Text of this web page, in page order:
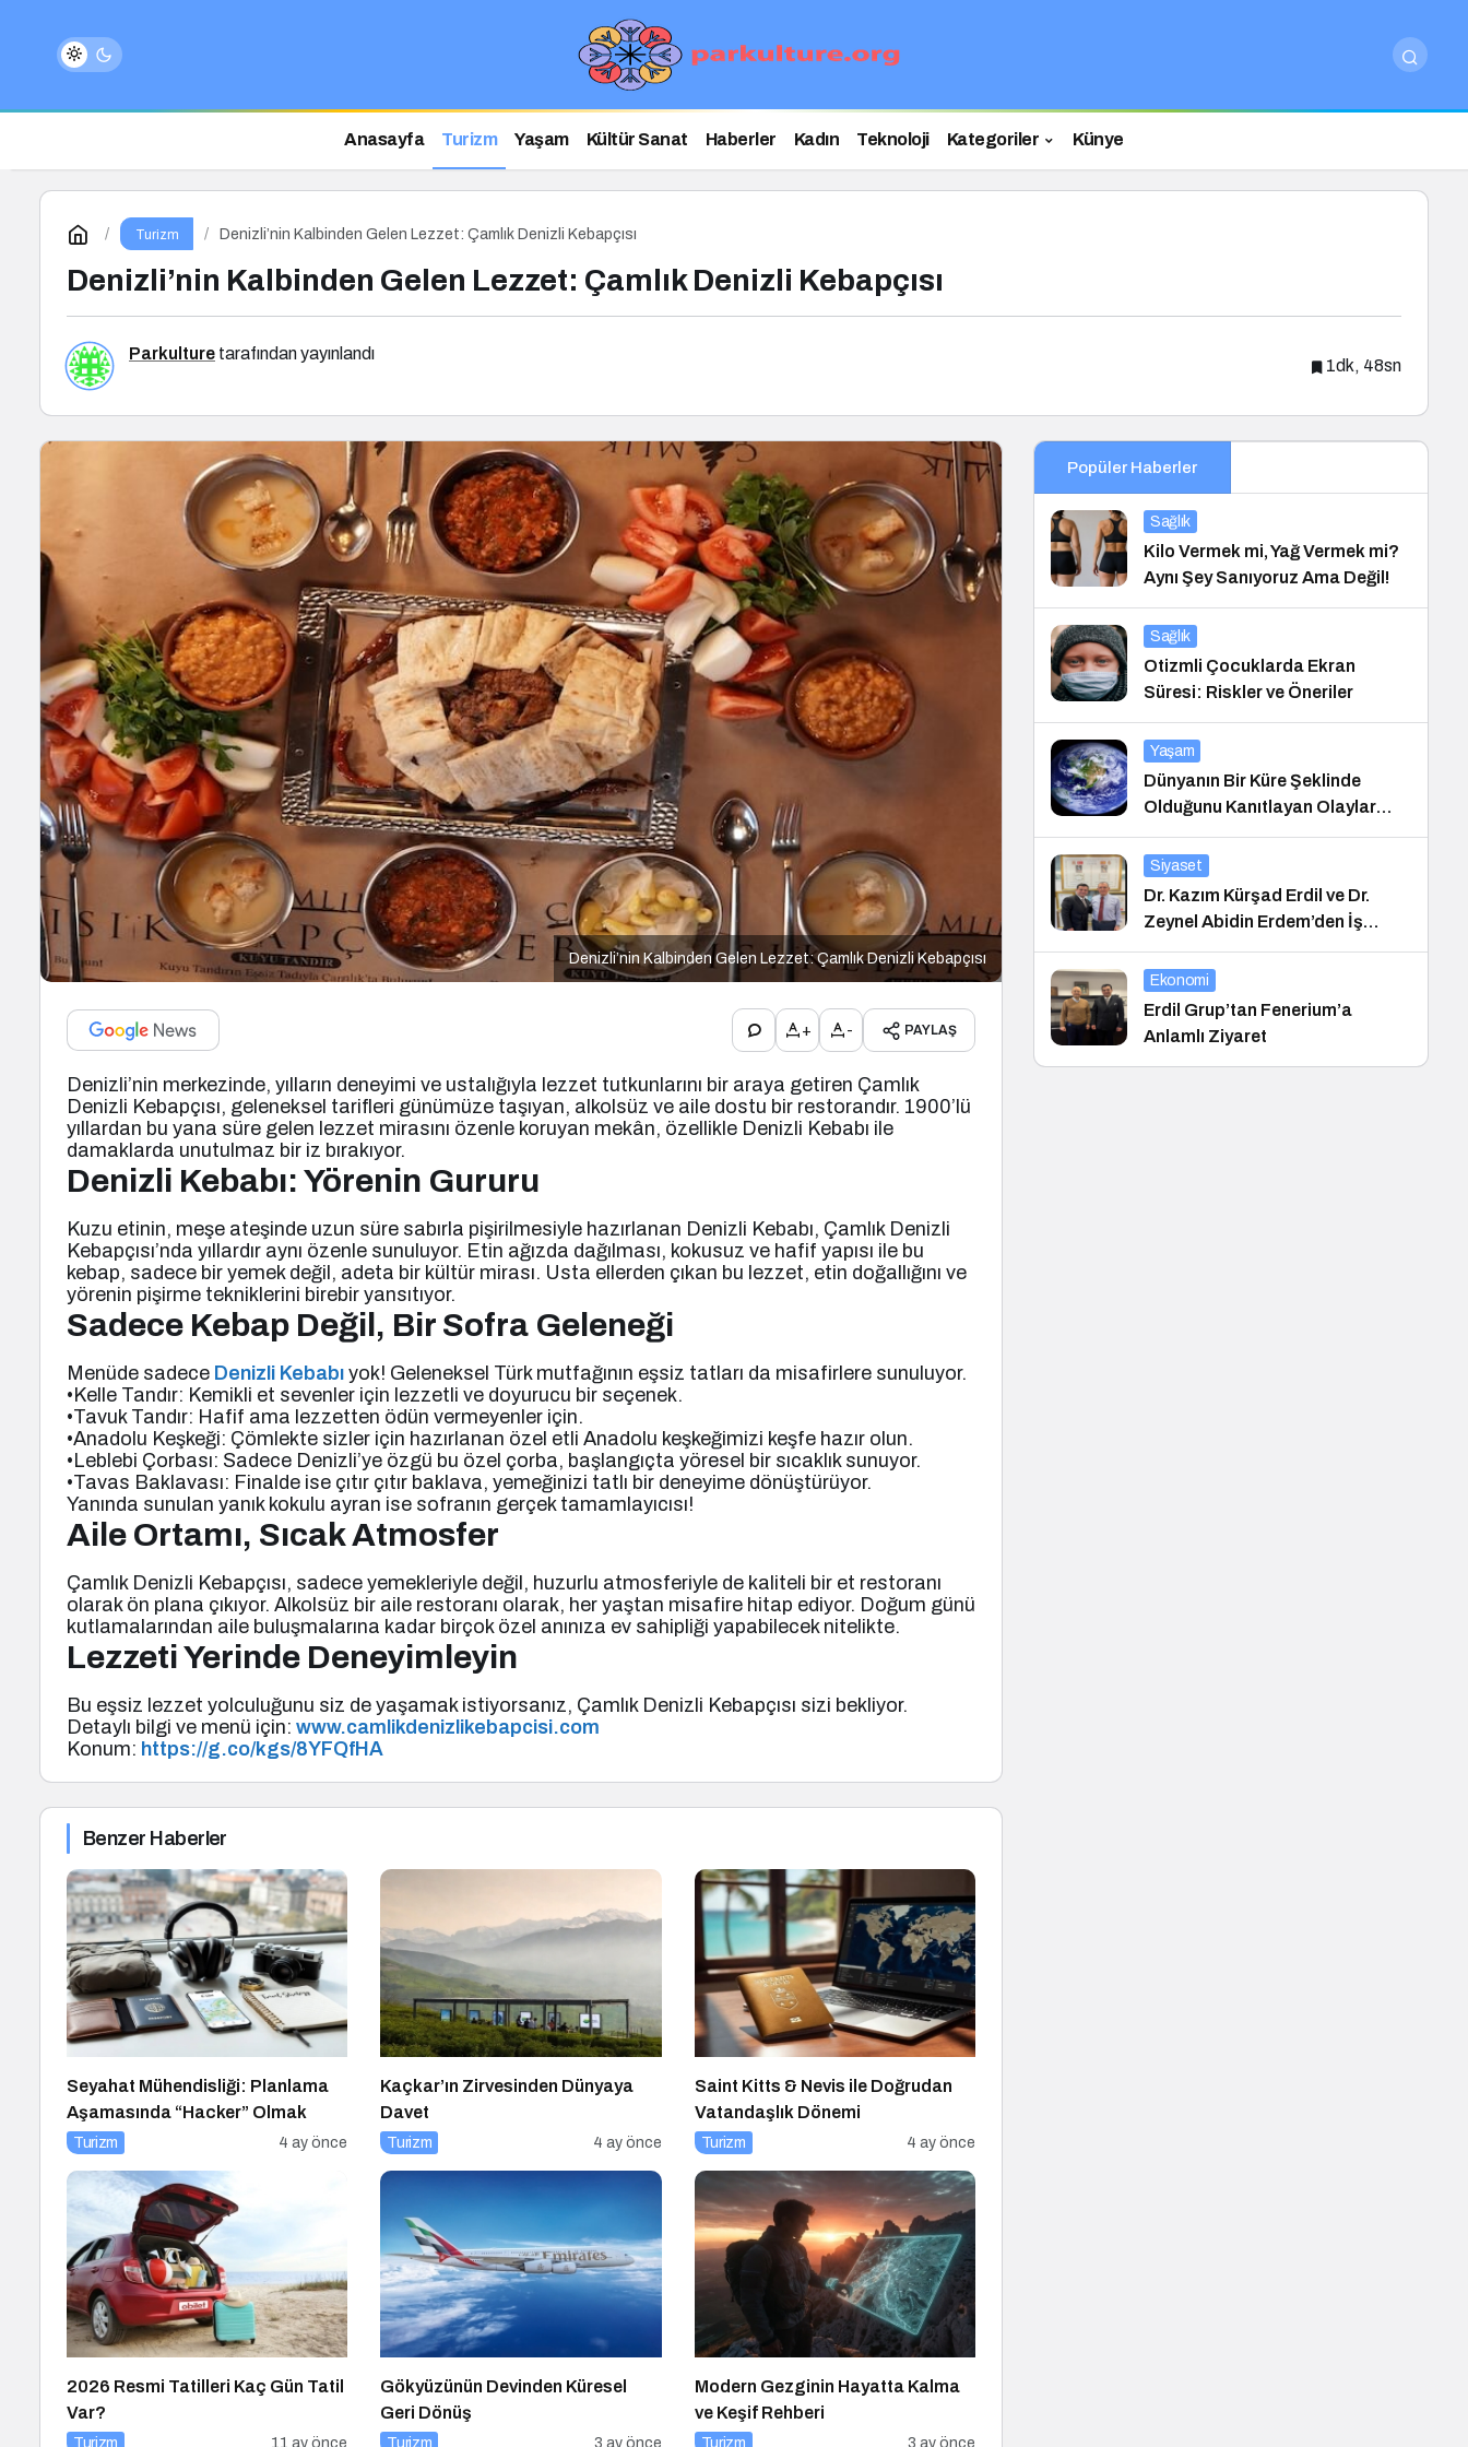
Anasayfa Turizm Yaşam Kültür Sanat Haberler Kadın Teknoloji Kategoriler Künye
Turizm Denizli’nin Kalbinden Gelen Lezzet: Çamlık Denizli Kebapçısı
Denizli’nin Kalbinden Gelen Lezzet: Çamlık Denizli Kebapçısı
Parkulture tarafından yayınlandı
1dk, 48sn
Denizli’nin Kalbinden Gelen Lezzet: Çamlık Denizli Kebapçısı
+ - PAYLAŞ
Denizli’nin merkezinde, yılların deneyimi ve ustalığıyla lezzet tutkunlarını bir araya getiren Çamlık
Denizli Kebapçısı, geleneksel tarifleri günümüze taşıyan, alkolsüz ve aile dostu bir restorandır. 1900’lü
yıllardan bu yana süre gelen lezzet mirasını özenle koruyan mekân, özellikle Denizli Kebabı ile
damaklarda unutulmaz bir iz bırakıyor.
Denizli Kebabı: Yörenin Gururu
Kuzu etinin, meşe ateşinde uzun süre sabırla pişirilmesiyle hazırlanan Denizli Kebabı, Çamlık Denizli
Kebapçısı’nda yıllardır aynı özenle sunuluyor. Etin ağızda dağılması, kokusuz ve hafif yapısı ile bu
kebap, sadece bir yemek değil, adeta bir kültür mirası. Usta ellerden çıkan bu lezzet, etin doğallığını ve
yörenin pişirme tekniklerini birebir yansıtıyor.
Sadece Kebap Değil, Bir Sofra Geleneği
Menüde sadece Denizli Kebabı yok! Geleneksel Türk mutfağının eşsiz tatları da misafirlere sunuluyor.
•Kelle Tandır: Kemikli et sevenler için lezzetli ve doyurucu bir seçenek.
•Tavuk Tandır: Hafif ama lezzetten ödün vermeyenler için.
•Anadolu Keşkeği: Çömlekte sizler için hazırlanan özel etli Anadolu keşkeğimizi keşfe hazır olun.
•Leblebi Çorbası: Sadece Denizli’ye özgü bu özel çorba, başlangıçta yöresel bir sıcaklık sunuyor.
•Tavas Baklavası: Finalde ise çıtır çıtır baklava, yemeğinizi tatlı bir deneyime dönüştürüyor.
Yanında sunulan yanık kokulu ayran ise sofranın gerçek tamamlayıcısı!
Aile Ortamı, Sıcak Atmosfer
Çamlık Denizli Kebapçısı, sadece yemekleriyle değil, huzurlu atmosferiyle de kaliteli bir et restoranı
olarak ön plana çıkıyor. Alkolsüz bir aile restoranı olarak, her yaştan misafire hitap ediyor. Doğum günü
kutlamalarından aile buluşmalarına kadar birçok özel anınıza ev sahipliği yapabilecek nitelikte.
Lezzeti Yerinde Deneyimleyin
Bu eşsiz lezzet yolculuğunu siz de yaşamak istiyorsanız, Çamlık Denizli Kebapçısı sizi bekliyor.
Detaylı bilgi ve menü için: www.camlikdenizlikebapcisi.com
Konum: https://g.co/kgs/8YFQfHA
Benzer Haberler
Seyahat Mühendisliği: Planlama
Aşamasında “Hacker” Olmak
Turizm 4 ay önce
Kaçkar’ın Zirvesinden Dünyaya
Davet
Turizm 4 ay önce
Saint Kitts & Nevis ile Doğrudan
Vatandaşlık Dönemi
Turizm 4 ay önce
2026 Resmi Tatilleri Kaç Gün Tatil
Var?
Turizm 11 ay önce
Gökyüzünün Devinden Küresel
Geri Dönüş
Turizm 3 ay önce
Modern Gezginin Hayatta Kalma
ve Keşif Rehberi
Turizm 3 ay önce
Popüler Haberler
Sağlık
Kilo Vermek mi, Yağ Vermek mi?
Aynı Şey Sanıyoruz Ama Değil!
Sağlık
Otizmli Çocuklarda Ekran
Süresi: Riskler ve Öneriler
Yaşam
Dünyanın Bir Küre Şeklinde
Olduğunu Kanıtlayan Olaylar
Nedir?
Siyaset
Dr. Kazım Kürşad Erdil ve Dr.
Zeynel Abidin Erdem’den İş
Dünyası Buluşması
Ekonomi
Erdil Grup’tan Fenerium’a
Anlamlı Ziyaret